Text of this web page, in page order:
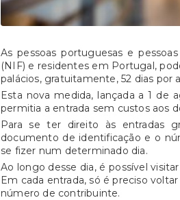
As pessoas portuguesas e
(NIF) e residentes em Portugal,
palácios, gratuitamente, 52 dias por
Esta nova medida, lançada a 1 de
permitia a entrada sem custos aos
Para se ter direito às entradas
documento de identificação e o
se fizer num determinado dia.
Ao longo desse dia, é possível
Em cada entrada, só é preciso
número de contribuinte.